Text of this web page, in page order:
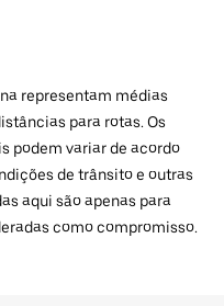
representam médias
para rotas. Os
podem variar de acordo
de trânsito e outras
aqui são apenas para
como compromisso.